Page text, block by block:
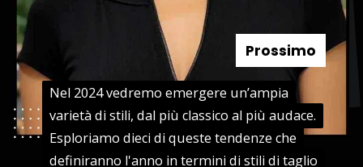
Nel 2024 vedremo emergere un’ampia
varietà di stili, dal più classico al più audace.
Esploriamo dieci di queste tendenze che
definiranno l'anno in termini di stili di taglio
Nel 2024 vedremo emergere un’ampia
varietà di stili, dal più classico al più audace.
Esploriamo dieci di queste tendenze che
definiranno l'anno in termini di stili di taglio
Prossimo